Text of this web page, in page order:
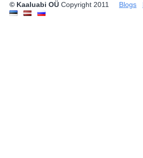
© Kaaluabi OÜ Copyright 2011 Blogs